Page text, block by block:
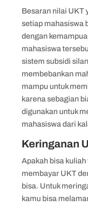
Besaran nilai UKT
setiap mahasiswa
dengan
mahasiswa
sistem subsidi
membebankan
mampu untuk
karena sebagian
digunakan untuk
mahasiswa dari
Keringanan
Apakah bisa
membayar UKT
bisa. Untuk
kamu bisa